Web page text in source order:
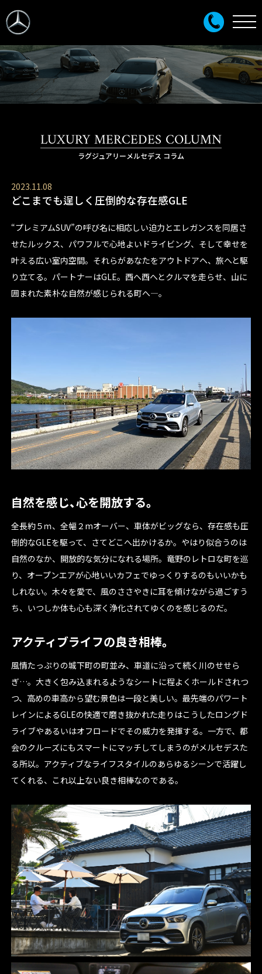
LUXURY MERCEDES COLUMN
ラグジュアリーメルセデス コラム
2023.11.08
どこまでも逞しく圧倒的な存在感GLE
“プレミアムSUV”の呼び名に相応しい迫力とエレガンスを同居さ
せたルックス、パワフルで心地よいドライビング、そして幸せを
叶える広い室内空間。それらがあなたをアウトドアへ、旅へと駆
り立てる。パートナーはGLE。西へ西へとクルマを走らせ、山に
囲まれた素朴な自然が感じられる町へ―。
自然を感じ、心を開放する。
全長約５ｍ、全幅２mオーバー、車体がビッグなら、存在感も圧
倒的なGLEを駆って、さてどこへ出かけるか。やはり似合うのは
自然のなか、開放的な気分になれる場所。竜野のレトロな町を巡
り、オープンエアが心地いいカフェでゆっくりするのもいいかも
しれない。木々を愛で、風のささやきに耳を傾けながら過ごすう
ち、いつしか体も心も深く浄化されてゆくのを感じるのだ。
アクティブライフの良き相棒。
風情たっぷりの城下町の町並み、車道に沿って続く川のせせら
ぎ…。大きく包み込まれるようなシートに程よくホールドされつ
つ、高めの車高から望む景色は一段と美しい。最先端のパワート
レインによるGLEの快適で磨き抜かれた走りはこうしたロングド
ライブやあるいはオフロードでその威力を発揮する。一方で、都
会のクルーズにもスマートにマッチしてしまうのがメルセデスた
る所以。アクティブなライフスタイルのあらゆるシーンで活躍し
てくれる、これ以上ない良き相棒なのである。